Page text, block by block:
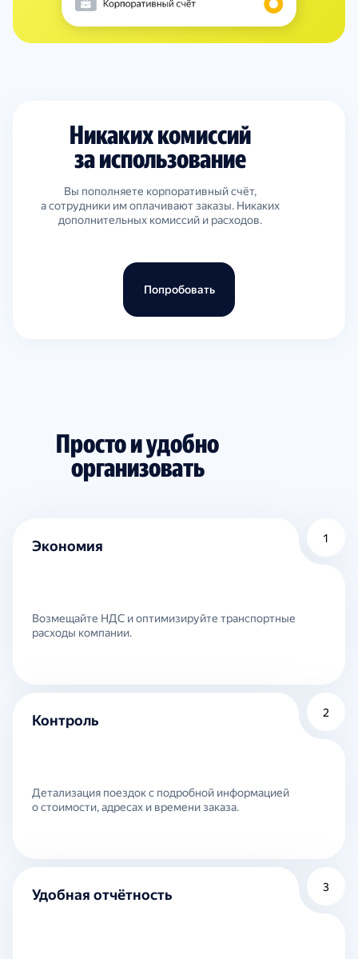
Никаких комиссий
за использование
Вы пополняете корпоративный счёт,
а сотрудники им оплачивают заказы. Никаких
дополнительных комиссий и расходов.
Попробовать
Просто и удобно
организовать
1
Экономия
Возмещайте НДС и оптимизируйте транспортные
расходы компании.
2
Контроль
Детализация поездок с подробной информацией
о стоимости, адресах и времени заказа.
3
Удобная отчётность